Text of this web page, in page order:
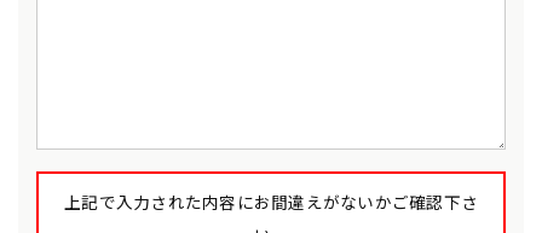
上記で入力された内容にお間違えがないかご確認下さ